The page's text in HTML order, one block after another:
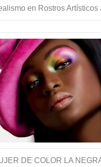
en Rostros Artísticos
DE COLOR LA